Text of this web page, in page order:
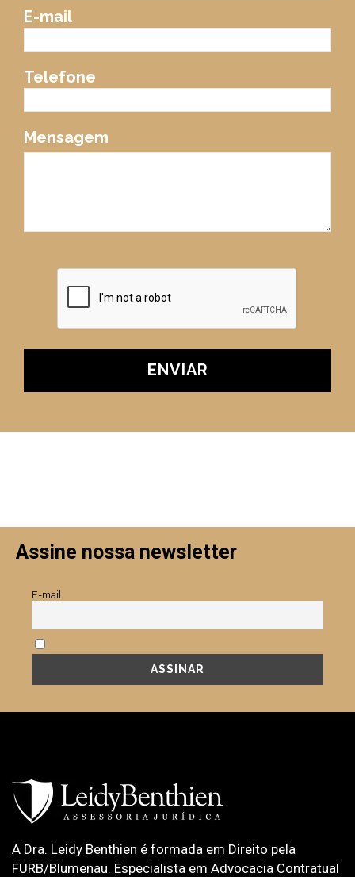
E-mail
Telefone
Mensagem
Assine nossa newsletter
E-mail
A Dra. Leidy Benthien é formada em Direito pela
FURB/Blumenau. Especialista em Advocacia Contratual